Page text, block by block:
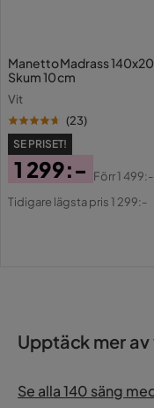
Polyester:
1. Rengör med
2. Dammsug med
Manetto Madrass
Skum 10 cm
Vit
(23)
SE PRISET!
Pris
1 299:-
Original
Förr1 499:-
Tidigare lägsta pris 1 299:-
Upptäck mer
Se alla 140 säng